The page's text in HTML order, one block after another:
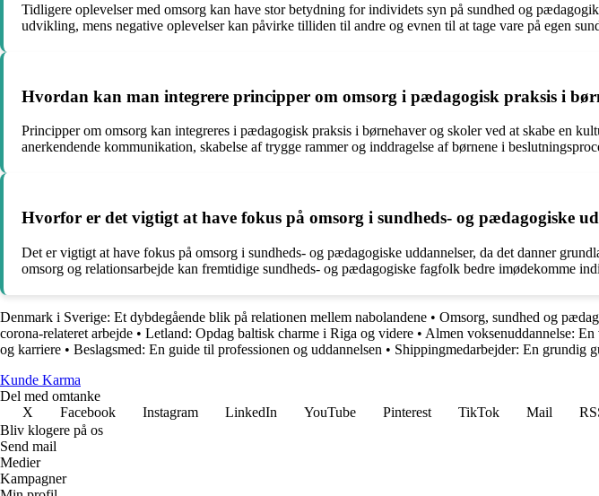
Tidligere oplevelser med omsorg kan have stor betydning for individets syn på sundhed og
udvikling, mens negative oplevelser kan påvirke tilliden til andre og evnen til at tage vare på egen
Hvordan kan man integrere principper om omsorg i pædagogisk praksis i
Principper om omsorg kan integreres i pædagogisk praksis i børnehaver og skoler ved at skabe en
anerkendende kommunikation, skabelse af trygge rammer og inddragelse af børnene i
Hvorfor er det vigtigt at have fokus på omsorg i sundheds- og pædagogiske
Det er vigtigt at have fokus på omsorg i sundheds- og pædagogiske uddannelser, da det danner
omsorg og relationsarbejde kan fremtidige sundheds- og pædagogiske fagfolk bedre imødekomme
Denmark i Sverige: Et dybdegående blik på relationen mellem nabolandene • Omsorg, sundhed og
corona-relateret arbejde • Letland: Opdag baltisk charme i Riga og videre • Almen voksenuddannelse:
og karriere • Beslagsmed: En guide til professionen og uddannelsen • Shippingmedarbejder: En grundig
Kunde Karma
Del med omtanke
X
Facebook Instagram LinkedIn YouTube Pinterest TikTok Mail
Bliv klogere på os
Send mail
Medier
Kampagner